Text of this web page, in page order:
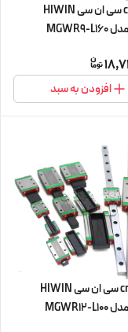
ریل 9 cnc سی ان سی HIWIN
هایوین مدل MGWR9-L160
افزودن به سبد
ریل 12 cnc سی ان سی HIWIN
هایوین مدل MGWR12-L100